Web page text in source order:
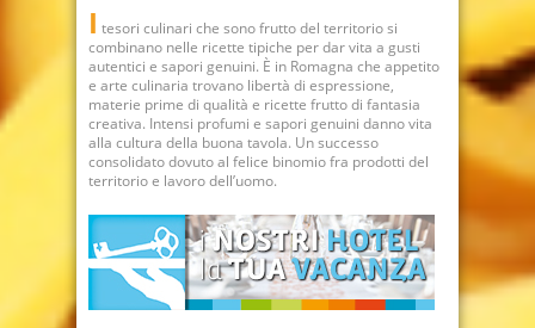
I tesori culinari che sono frutto del territorio si
combinano nelle ricette tipiche per dar vita a gusti
autentici e sapori genuini. È in Romagna che appetito
e arte culinaria trovano libertà di espressione,
materie prime di qualità e ricette frutto di fantasia
creativa. Intensi profumi e sapori genuini danno vita
alla cultura della buona tavola. Un successo
consolidato dovuto al felice binomio fra prodotti del
territorio e lavoro dell’uomo.